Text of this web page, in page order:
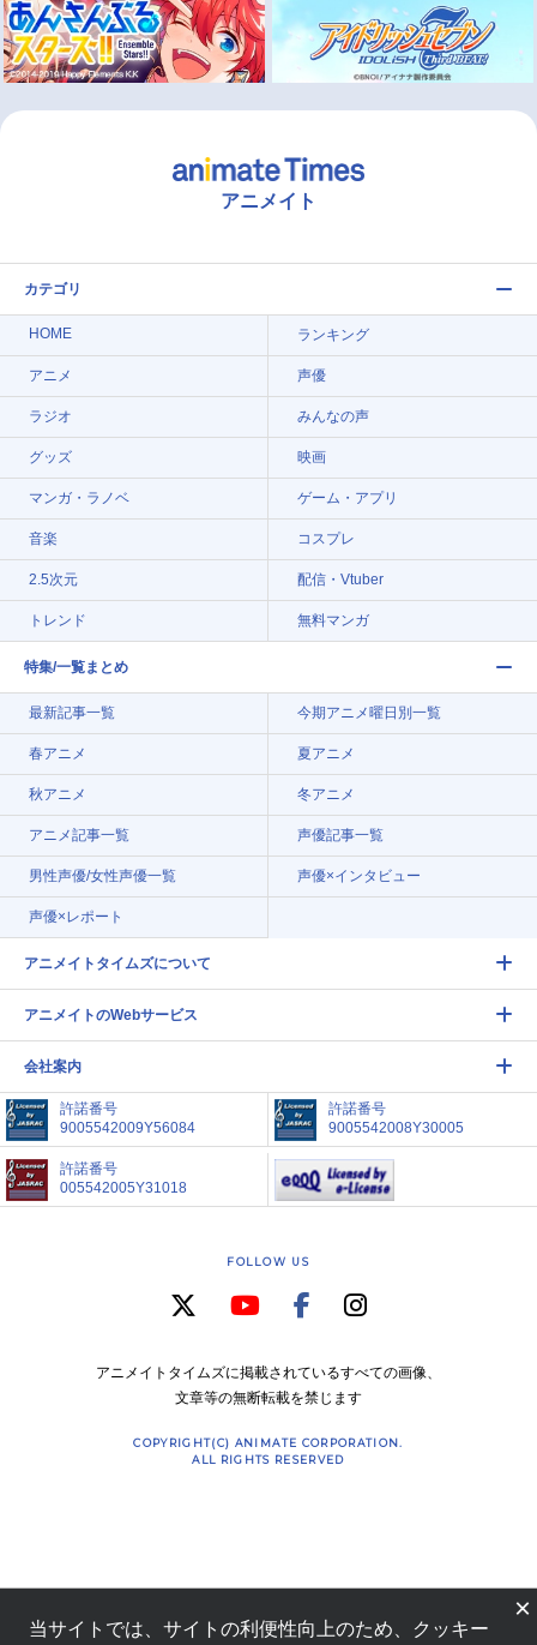
アニメイト
カテゴリ
HOME ランキング
アニメ 声優
ラジオ みんなの声
グッズ 映画
マンガ・ラノベ ゲーム・アプリ
音楽 コスプレ
2.5次元 配信・Vtuber
トレンド 無料マンガ
特集/一覧まとめ
最新記事一覧 今期アニメ曜日別一覧
春アニメ 夏アニメ
秋アニメ 冬アニメ
アニメ記事一覧 声優記事一覧
男性声優/女性声優一覧 声優×インタビュー
声優×レポート
アニメイトタイムズについて
アニメイトのWebサービス
会社案内
許諾番号
9005542009Y56084
許諾番号
9005542008Y30005
許諾番号
005542005Y31018
FOLLOW US
アニメイトタイムズに掲載されているすべての画像、
文章等の無断転載を禁じます
COPYRIGHT(C) ANIMATE CORPORATION.
ALL RIGHTS RESERVED
×
当サイトでは、サイトの利便性向上のため、クッキー